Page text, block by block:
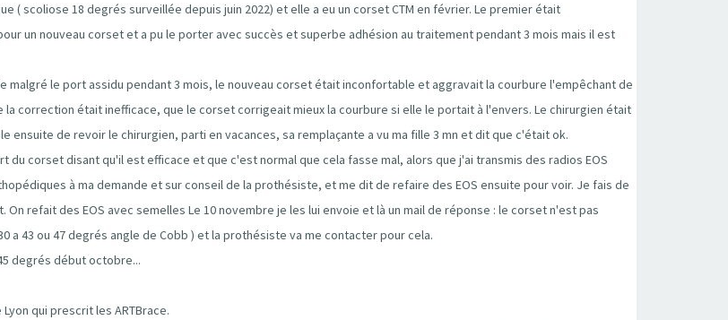
( scoliose 18 degrés surveillée depuis juin 2022) et elle a eu un corset CTM en février. Le premier était
un nouveau corset et a pu le porter avec succès et superbe adhésion au traitement pendant 3 mois mais il est
malgré le port assidu pendant 3 mois, le nouveau corset était inconfortable et aggravait la courbure l'empêchant de
correction était inefficace, que le corset corrigeait mieux la courbure si elle le portait à l'envers. Le chirurgien était
de revoir le chirurgien, parti en vacances, sa remplaçante a vu ma fille 3 mn et dit que c'était ok.
corset disant qu'il est efficace et que c'est normal que cela fasse mal, alors que j'ai transmis des radios EOS
à ma demande et sur conseil de la prothésiste, et me dit de refaire des EOS ensuite pour voir. Je fais de
refait des EOS avec semelles Le 10 novembre je les lui envoie et là un mail de réponse : le corset n'est pas
43 ou 47 degrés angle de Cobb ) et la prothésiste va me contacter pour cela.
degrés début octobre...
qui prescrit les ARTBrace.